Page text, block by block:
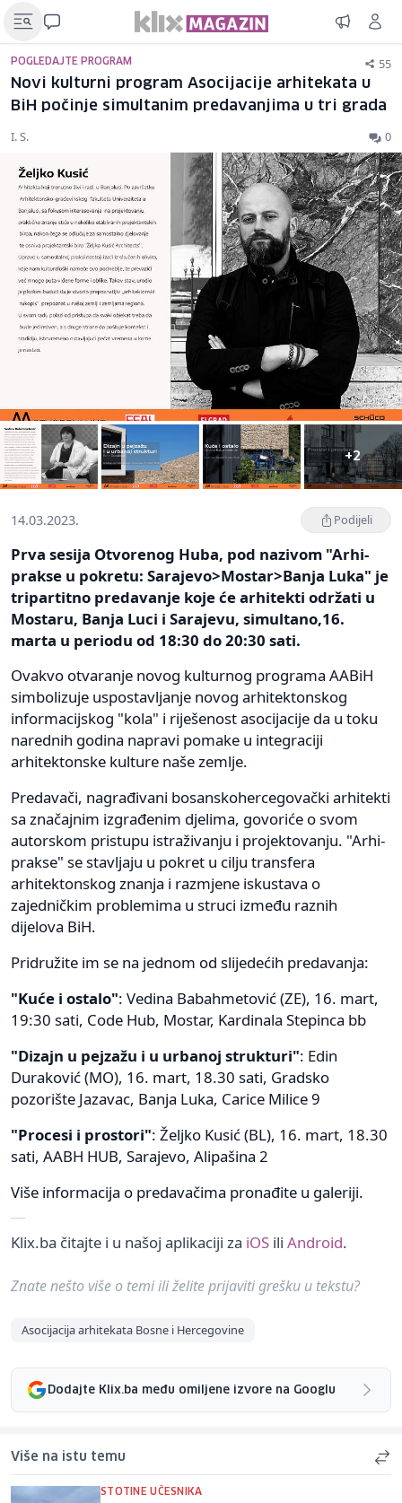
POGLEDAJTE PROGRAM 55
Novi kulturni program Asocijacije arhitekata u
BiH počinje simultanim predavanjima u tri grada
I. S. 0
+2
14.03.2023. Podijeli
Prva sesija Otvorenog Huba, pod nazivom "Arhi-
prakse u pokretu: Sarajevo>Mostar>Banja Luka" je
tripartitno predavanje koje će arhitekti održati u
Mostaru, Banja Luci i Sarajevu, simultano,16.
marta u periodu od 18:30 do 20:30 sati.
Ovakvo otvaranje novog kulturnog programa AABiH
simbolizuje uspostavljanje novog arhitektonskog
informacijskog "kola" i riješenost asocijacije da u toku
narednih godina napravi pomake u integraciji
arhitektonske kulture naše zemlje.
Predavači, nagrađivani bosanskohercegovački arhitekti
sa značajnim izgrađenim djelima, govoriće o svom
autorskom pristupu istraživanju i projektovanju. "Arhi-
prakse" se stavljaju u pokret u cilju transfera
arhitektonskog znanja i razmjene iskustava o
zajedničkim problemima u struci između raznih
dijelova BiH.
Pridružite im se na jednom od slijedećih predavanja:
"Kuće i ostalo": Vedina Babahmetović (ZE), 16. mart,
19:30 sati, Code Hub, Mostar, Kardinala Stepinca bb
"Dizajn u pejzažu i u urbanoj strukturi": Edin
Duraković (MO), 16. mart, 18.30 sati, Gradsko
pozorište Jazavac, Banja Luka, Carice Milice 9
"Procesi i prostori": Željko Kusić (BL), 16. mart, 18.30
sati, AABH HUB, Sarajevo, Alipašina 2
Više informacija o predavačima pronađite u galeriji.
Klix.ba čitajte i u našoj aplikaciji za iOS ili Android.
Znate nešto više o temi ili želite prijaviti grešku u tekstu?
Asocijacija arhitekata Bosne i Hercegovine
Dodajte Klix.ba među omiljene izvore na Googlu
Više na istu temu
STOTINE UČESNIKA